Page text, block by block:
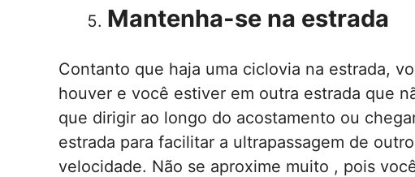
Mantenha-se na estrada
Contanto que haja uma ciclovia na estrada,
houver e você estiver em outra estrada que
que dirigir ao longo do acostamento ou
estrada para facilitar a ultrapassagem de
velocidade. Não se aproxime muito , pois